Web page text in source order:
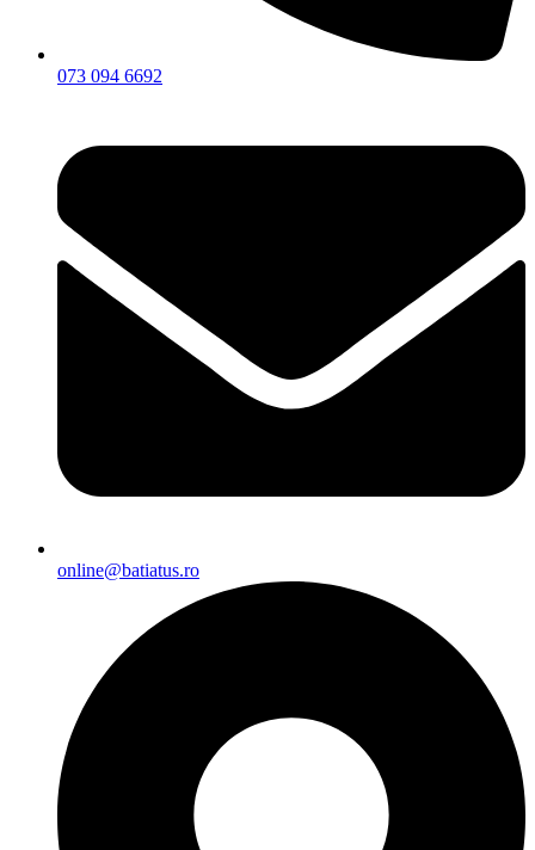
073 094 6692
online@batiatus.ro